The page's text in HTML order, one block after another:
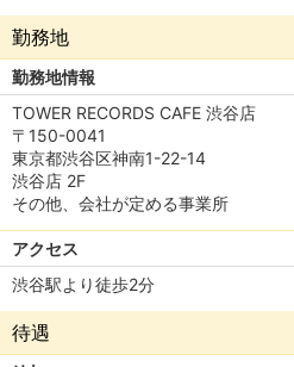
勤務地
勤務地情報
TOWER RECORDS CAFE 渋谷店
〒150-0041
東京都渋谷区神南1-22-14
渋谷店 2F
その他、会社が定める事業所
アクセス
渋谷駅より徒歩2分
待遇